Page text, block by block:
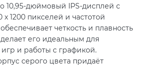
10,95-дюймовый IPS-дисплей с
1200 пикселей и частотой
четкость и плавность
его идеальным для
и работы с графикой.
серого цвета придаёт